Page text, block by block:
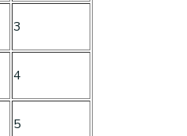
3
4
5